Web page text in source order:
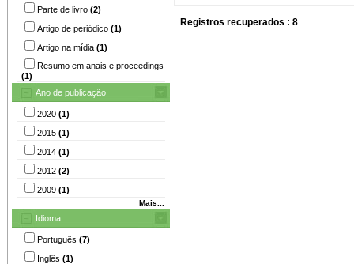
Parte de livro (2)
Artigo de periódico (1)
Artigo na mídia (1)
Resumo em anais e proceedings
(1)
Ano de publicação
2020 (1)
2015 (1)
2014 (1)
2012 (2)
2009 (1)
Mais...
Idioma
Português (7)
Inglês (1)
Registros recuperados : 8